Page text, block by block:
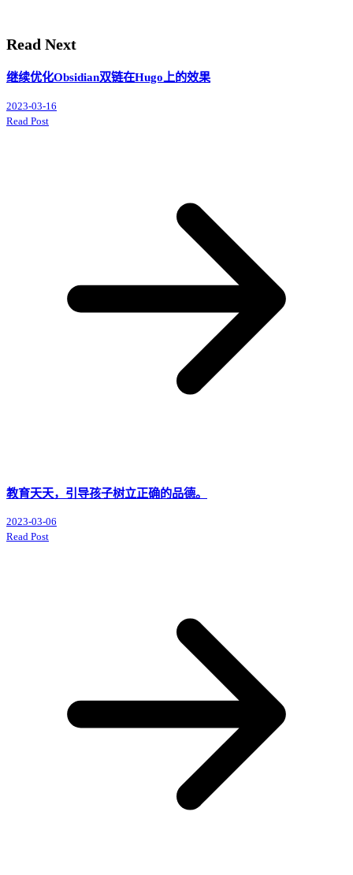
Read Next
继续优化Obsidian双链在Hugo上的效果
2023-03-16
Read Post
教育天天，引导孩子树立正确的品德。
2023-03-06
Read Post